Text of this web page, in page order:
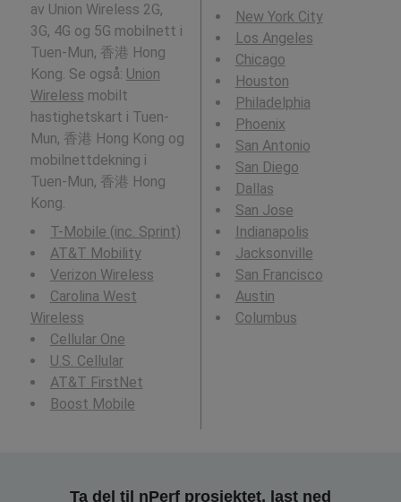
av Union Wireless 2G,
3G, 4G og 5G mobilnett i
Tuen-Mun, 香港 Hong
Kong. Se også: Union
Wireless mobilt
hastighetskart i Tuen-
Mun, 香港 Hong Kong og
mobilnettdekning i
Tuen-Mun, 香港 Hong
Kong.
T-Mobile (inc. Sprint)
AT&T Mobility
Verizon Wireless
Carolina West
Wireless
Cellular One
U.S. Cellular
AT&T FirstNet
Boost Mobile
New York City
Los Angeles
Chicago
Houston
Philadelphia
Phoenix
San Antonio
San Diego
Dallas
San Jose
Indianapolis
Jacksonville
San Francisco
Austin
Columbus
Ta del til nPerf prosjektet, last ned